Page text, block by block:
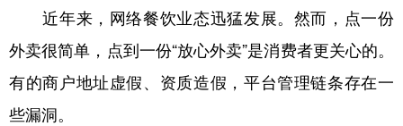
北京 天津 河北 山西
辽宁 吉林 上海 江苏
浙江 安徽 福建 江西
近年来，网络餐饮业态迅猛发展。然而，点一份
外卖很简单，点到一份“放心外卖”是消费者更关心的。
有的商户地址虚假、资质造假，平台管理链条存在一
些漏洞。